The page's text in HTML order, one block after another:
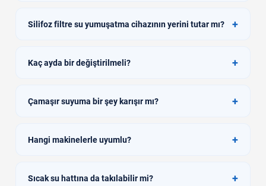
Silifoz filtre su yumuşatma cihazının yerini tutar mı? +
Kaç ayda bir değiştirilmeli? +
Çamaşır suyuma bir şey karışır mı? +
Hangi makinelerle uyumlu? +
Sıcak su hattına da takılabilir mi? +